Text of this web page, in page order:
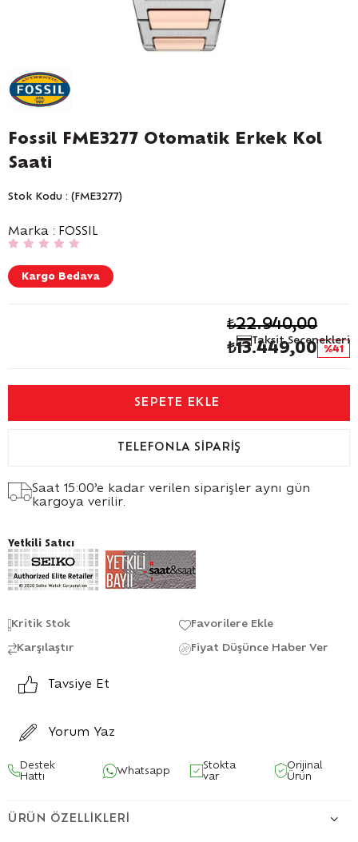
Fossil FME3277 Otomatik Erkek Kol
Saati
Stok Kodu (FME3277)
Marka : FOSSIL
Kargo Bedava
Taksit Seçenekleri
41
₺22.940,00
₺13.449,00
TELEFONLA SIPARIŞ
Saat 15:00’e kadar verilen siparişler aynı gün
kargoya verilir.
Yetkili Satıcı
Kritik Stok Favorilere Ekle
Karşılaştır Fiyat Düşünce Haber Ver
Tavsiye Et
Yorum Yaz
Destek
Hattı
Whatsapp
Stokta
var
Orijinal
Ürün
ÜRÜN ÖZELLIKLERI